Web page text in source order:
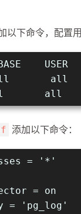
以下命令，配置
USER
all
all
添加以下命令：
= '*'
= on
= 'pg_log'